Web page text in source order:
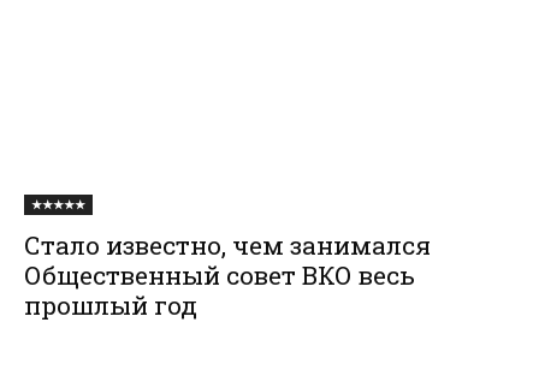
★★★★★
Стало известно, чем занимался
Общественный совет ВКО весь
прошлый год